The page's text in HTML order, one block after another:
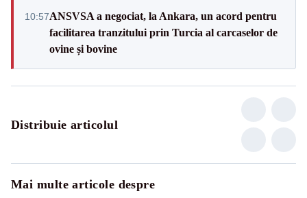
10:57ANSVSA a negociat, la Ankara, un acord pentru
facilitarea tranzitului prin Turcia al carcaselor de
ovine și bovine
Distribuie articolul
Mai multe articole despre